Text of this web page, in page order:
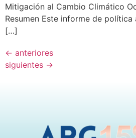
Mitigación al Cambio Climático
Resumen Este informe de
[…]
← anteriores
siguientes →